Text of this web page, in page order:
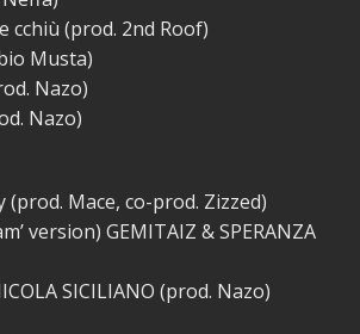
cchiù (prod. 2nd Roof)
Musta)
Nazo)
Nazo)
Mace, co-prod. Zizzed)
version) GEMITAIZ & SPERANZA
SICILIANO (prod. Nazo)